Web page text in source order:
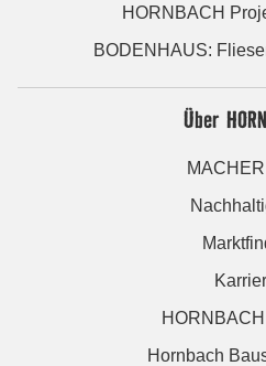
HORNBACH
BODENHAUS:
Über
Hornbach